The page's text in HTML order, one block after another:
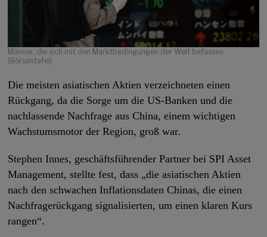
Männer, die sich mit den Marktbedingungen der Welt befassen
(Börsentafel)
Die meisten asiatischen Aktien verzeichneten einen
Rückgang, da die Sorge um die US-Banken und die
nachlassende Nachfrage aus China, einem wichtigen
Wachstumsmotor der Region, groß war.
Stephen Innes, geschäftsführender Partner bei SPI Asset
Management, stellte fest, dass „die asiatischen Aktien
nach den schwachen Inflationsdaten Chinas, die einen
Nachfragerückgang signalisierten, um einen klaren Kurs
rangen“.